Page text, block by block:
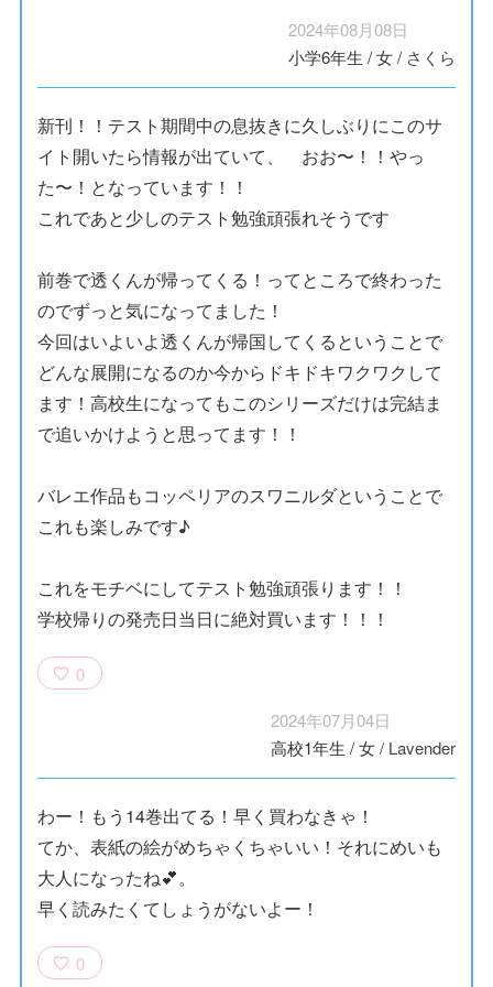
2024年08月08日
小学6年生 /女/ さくら
新刊！！テスト期間中の息抜きに久しぶりにこのサ
イト開いたら情報が出ていて、 おお〜！！やっ
た〜！となっています！！
これであと少しのテスト勉強頑張れそうです
前巻で透くんが帰ってくる！ってところで終わった
のでずっと気になってました！
今回はいよいよ透くんが帰国してくるということで
どんな展開になるのか今からドキドキワクワクして
ます！高校生になってもこのシリーズだけは完結ま
で追いかけようと思ってます！！
バレエ作品もコッペリアのスワニルダということで
これも楽しみです♪
これをモチベにしてテスト勉強頑張ります！！
学校帰りの発売日当日に絶対買います！！！
0
2024年07月04日
高校1年生 /女/ Lavender
わー！もう14巻出てる！早く買わなきゃ！
てか、表紙の絵がめちゃくちゃいい！それにめいも
大人になったね💕。
早く読みたくてしょうがないよー！
0